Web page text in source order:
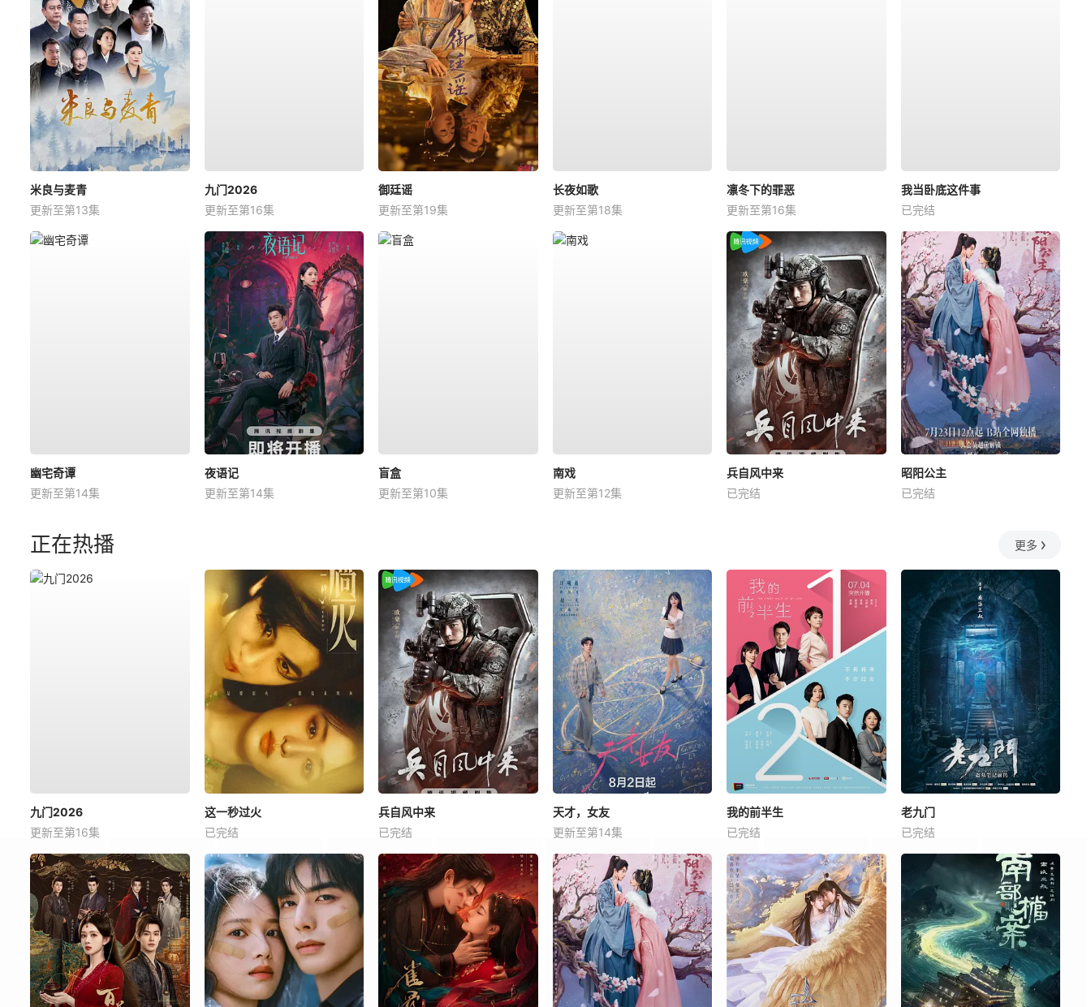
米良与麦青
更新至第13集
九门2026
更新至第16集
御廷谣
更新至第19集
长夜如歌
更新至第18集
凛冬下的罪恶
更新至第16集
我当卧底这件事
已完结
幽宅奇谭
更新至第14集
夜语记
更新至第14集
盲盒
更新至第10集
南戏
更新至第12集
兵自风中来
已完结
昭阳公主
已完结
正在热播 更多
九门2026
更新至第16集
这一秒过火
已完结
兵自风中来
已完结
天才，女友
更新至第14集
我的前半生
已完结
老九门
已完结